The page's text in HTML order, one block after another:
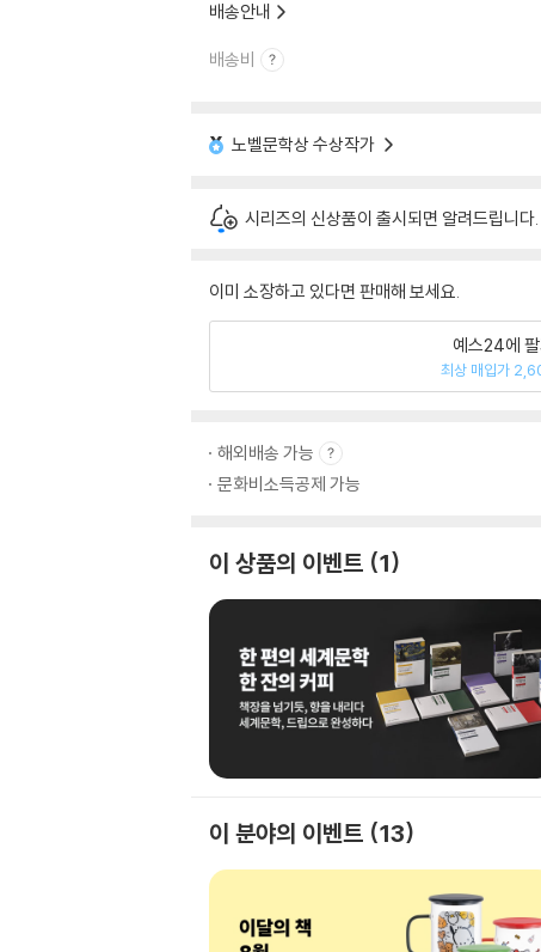
배송안내
배송비
노벨문학상 수상작가
시리즈의 신상품이 출시되면 알려드립니다.
이미 소장하고 있다면 판매해 보세요.
예스24에
최상 매입가
해외배송 가능
문화비소득공제 가능
이 상품의 이벤트 1
이 분야의 이벤트 13